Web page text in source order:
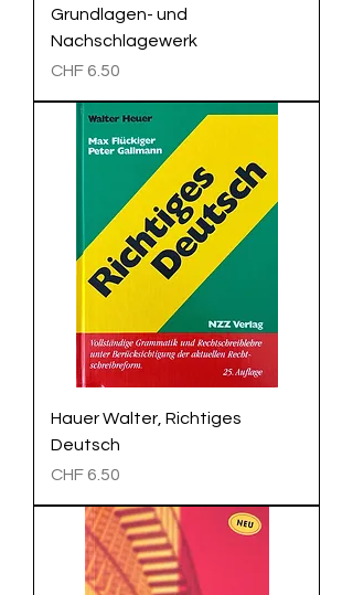
Grundlagen- und
Nachschlagewerk
Preis
CHF 6.50
Hauer Walter, Richtiges
Deutsch
Preis
CHF 6.50